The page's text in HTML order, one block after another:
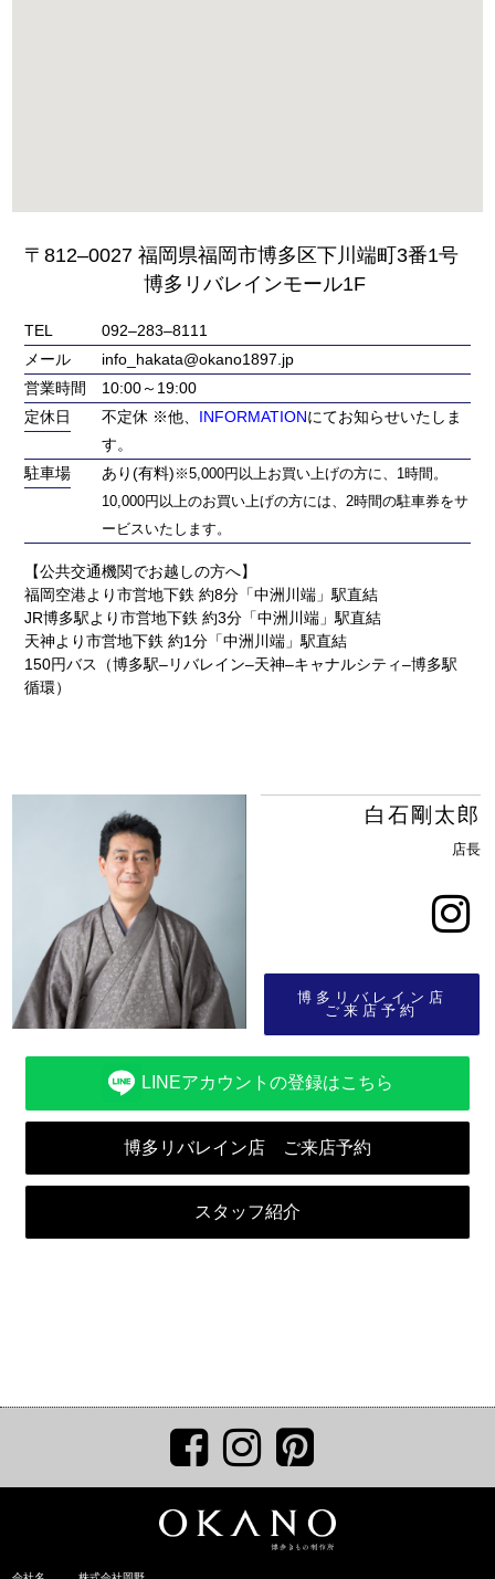
〒812‒0027 福岡県福岡市博多区下川端町3番1号
博多リバレインモール1F
TEL
092‒283‒8111
メール
info_hakata@okano1897.jp
営業時間
10:00～19:00
定休日
不定休 ※他、 INFORMATIONにてお知らせいたしま
す。
駐車場
あり(有料) ※5,000円以上お買い上げの方に、1時間。
10,000円以上のお買い上げの方には、2時間の駐車券をサ
ービスいたします。
【公共交通機関でお越しの方へ】
福岡空港より市営地下鉄 約8分「中洲川端」駅直結
JR博多駅より市営地下鉄 約3分「中洲川端」駅直結
天神より市営地下鉄 約1分「中洲川端」駅直結
150円バス（博多駅‒リバレイン‒天神‒キャナルシティ‒博多駅
循環）
白石剛太郎
店長
博多リバレイン店
ご来店予約
LINEアカウントの登録はこちら
博多リバレイン店 ご来店予約
スタッフ紹介